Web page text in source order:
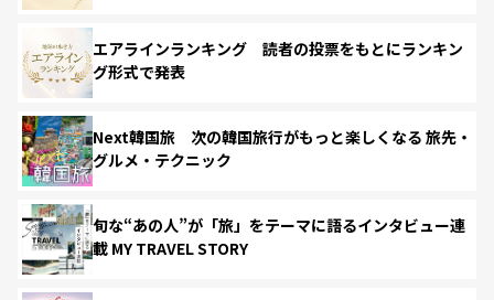
エアラインランキング 読者の投票をもとにランキン
グ形式で発表
Next韓国旅 次の韓国旅行がもっと楽しくなる 旅先・
グルメ・テクニック
旬な“あの人”が「旅」をテーマに語るインタビュー連
載 MY TRAVEL STORY